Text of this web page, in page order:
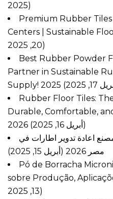
2025)
Premium Rubber
Centers | Sustainable
20, 2025)
Best Rubber Powder
Partner in Sustainable
Supply! 2025
Rubber Floor Tiles:
Durable, Comfortable,
2026
(أبريل 16, 2025)
اعادة تدوير اطارات في
مصر 2026
(أبريل 15, 2025)
Pó de Borracha
sobre Produção,
13, 2025)